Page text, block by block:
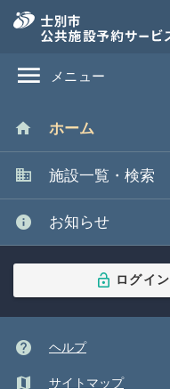
menu メニュー
home ホーム
domain 施設一覧・検索
info お知らせ
lock_open ログイン
help ヘルプ
map サイトマップ